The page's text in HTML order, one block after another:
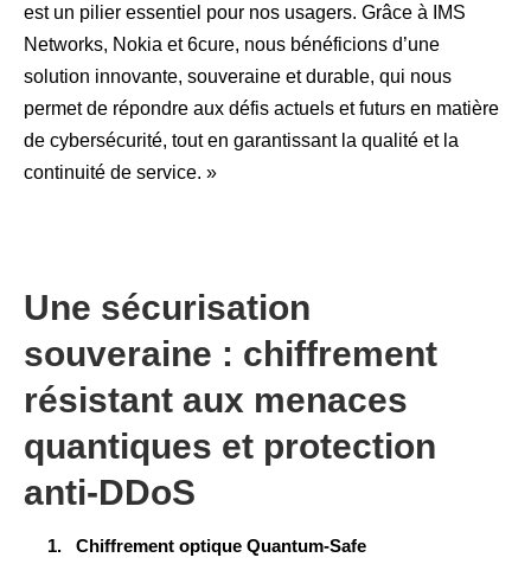
est un pilier essentiel pour nos usagers. Grâce à IMS
Networks, Nokia et 6cure, nous bénéficions d’une
solution innovante, souveraine et durable, qui nous
permet de répondre aux défis actuels et futurs en matière
de cybersécurité, tout en garantissant la qualité et la
continuité de service. »
Une sécurisation
souveraine : chiffrement
résistant aux menaces
quantiques et protection
anti-DDoS
Chiffrement optique Quantum-Safe